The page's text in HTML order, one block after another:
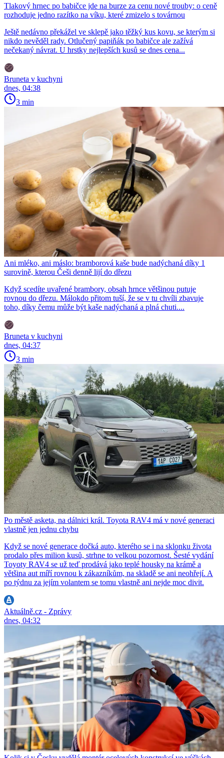
Tlakový hrnec po babičce jde na burze za cenu nové trouby: o ceně
rozhoduje jedno razítko na víku, které zmizelo s továrnou
Ještě nedávno překážel ve sklepě jako těžký kus kovu, se kterým si
nikdo nevěděl rady. Otlučený papiňák po babičce ale zažívá
nečekaný návrat. U hrstky nejlepších kusů se dnes cena...
Bruneta v kuchyni
dnes, 04:38
3 min
Ani mléko, ani máslo: bramborová kaše bude nadýchaná díky 1
surovině, kterou Češi denně lijí do dřezu
Když scedíte uvařené brambory, obsah hrnce většinou putuje
rovnou do dřezu. Málokdo přitom tuší, že se v tu chvíli zbavuje
toho, díky čemu může být kaše nadýchaná a plná chuti....
Bruneta v kuchyni
dnes, 04:37
3 min
Po městě asketa, na dálnici král. Toyota RAV4 má v nové generaci
vlastně jen jednu chybu
Když se nové generace dočká auto, kterého se i na sklonku života
prodalo přes milion kusů, strhne to velkou pozornost. Šesté vydání
Toyoty RAV4 se už teď prodává jako teplé housky na krámě a
většina aut míří rovnou k zákazníkům, na skladě se ani neohřejí. A
po týdnu za jejím volantem se tomu vlastně ani nejde moc divit.
Aktuálně.cz - Zprávy
dnes, 04:32